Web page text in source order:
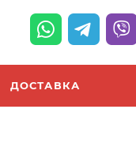
ДОСТАВКА